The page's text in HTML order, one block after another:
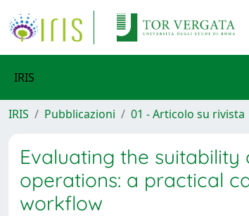
IRIS
IRIS Pubblicazioni 01 - Articolo su rivista
Evaluating the
operations: a practical
workflow